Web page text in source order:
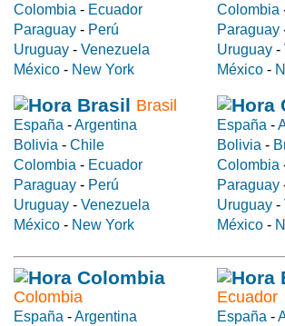
Colombia - Ecuador
Paraguay - Perú
Uruguay - Venezuela
México - New York
Colombia
Paraguay
Uruguay -
México -
Brasil
España -Argentina
Bolivia - Chile
Colombia - Ecuador
Paraguay - Perú
Uruguay - Venezuela
México - New York
España -
Bolivia -
Colombia
Paraguay
Uruguay -
México -
Colombia
España -Argentina
Ecuador
España -